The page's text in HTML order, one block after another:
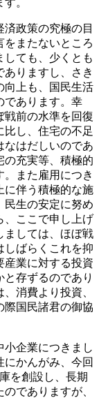
。
政策の究極の目
をまたないところ
しても、少くとも
りますし、さき
向上も、国民生活
であります。幸
戦前の水準を回復
比し、住宅の不足
なはだしいのであ
の充実等、積極的
また雇用につき
に伴う積極的な施
民生の安定に努め
、ここで申し上げ
ましては、ほぼ戦
しばらくこれを抑
産業に対する投資
存ずるのであり
消費より投資、
際国民諸君の御協
企業につきまし
かんがみ、今回
を創設し、長期
でありますが、